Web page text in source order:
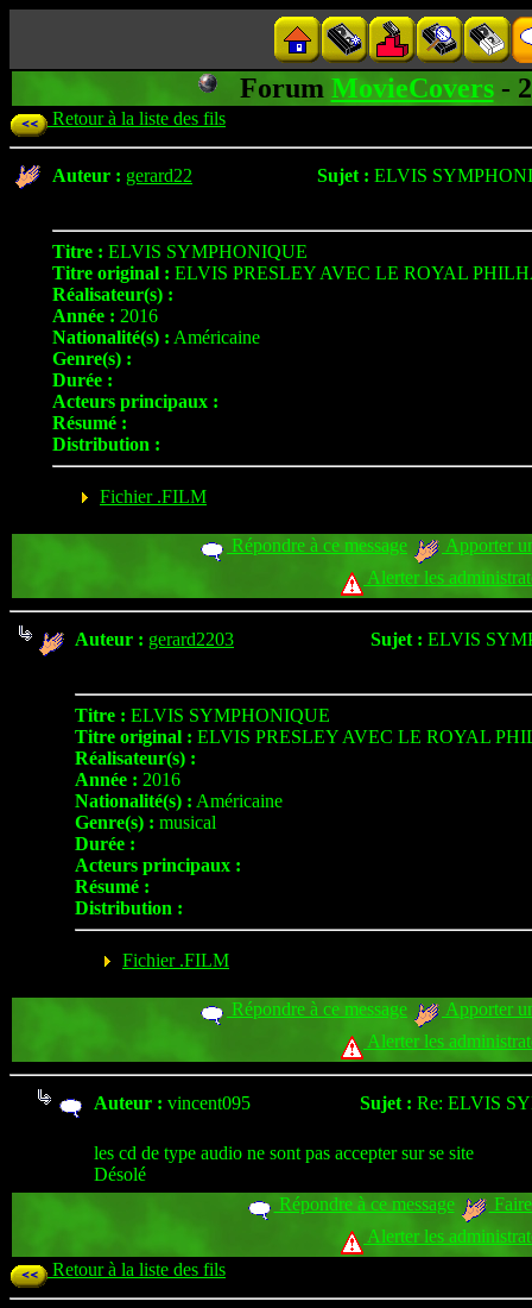
Forum MovieCovers-
Retour à la liste des fils
Auteur : gerard22 Sujet : ELVIS
Titre : ELVIS SYMPHONIQUE
Titre original : ELVIS PRESLEY AVEC LE ROYAL
Réalisateur(s) :
Année : 2016
Nationalité(s) : Américaine
Genre(s) :
Durée :
Acteurs principaux :
Résumé :
Distribution :
Fichier .FILM
Répondre à ce message
Apporter
Alerter les
Auteur : gerard2203 Sujet : ELVIS
Titre : ELVIS SYMPHONIQUE
Titre original : ELVIS PRESLEY AVEC LE ROYAL
Réalisateur(s) :
Année : 2016
Nationalité(s) : Américaine
Genre(s) : musical
Durée :
Acteurs principaux :
Résumé :
Distribution :
Fichier .FILM
Répondre à ce message
Apporter
Alerter les
Auteur : vincent095 Sujet : Re: ELVIS
les cd de type audio ne sont pas accepter sur se site
Désolé
Répondre à ce message
Alerter les
Retour à la liste des fils